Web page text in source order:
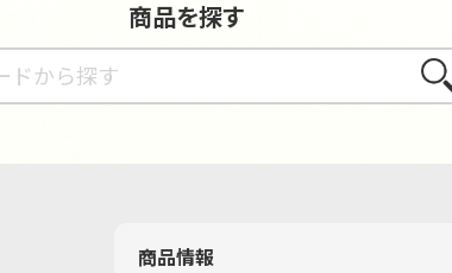
商品を探す
さが
商品情報